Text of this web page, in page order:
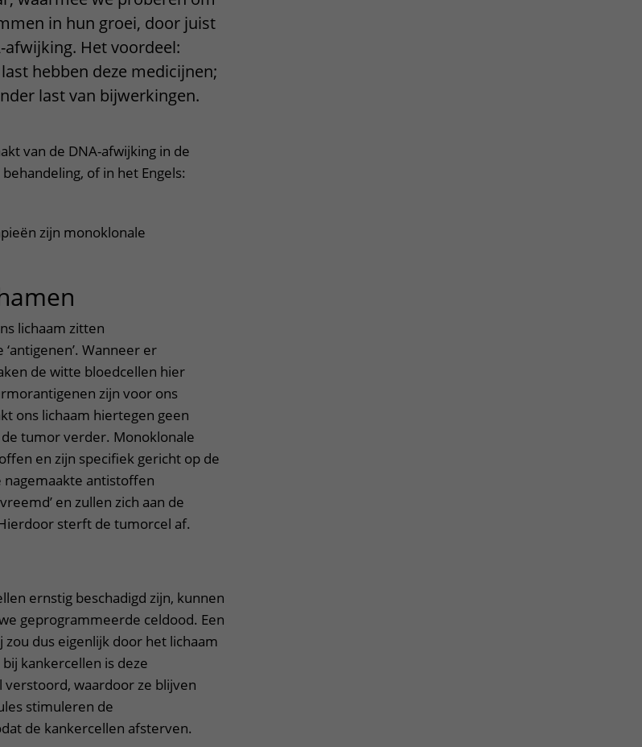
Contact met verpleegafdeling
Het Wilhelmina
Kinderziekenhuis
in hun groei, door juist
Het voordeel:
hebben deze medicijnen;
last van bijwerkingen.
van de DNA-afwijking in de
of in het Engels:
zijn monoklonale
lichaam zitten
Wanneer er
de witte bloedcellen hier
zijn voor ons
ons lichaam hiertegen geen
tumor verder. Monoklonale
en zijn specifiek gericht op de
antistoffen
en zullen zich aan de
sterft de tumorcel af.
ernstig beschadigd zijn, kunnen
geprogrammeerde celdood. Een
dus eigenlijk door het lichaam
kankercellen is deze
waardoor ze blijven
stimuleren de
de kankercellen afsterven.